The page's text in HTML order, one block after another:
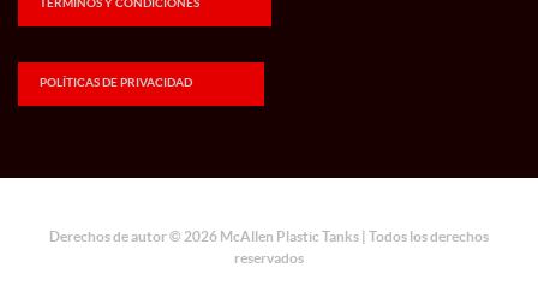
TÉRMINOS Y CONDICIONES
POLÍTICAS DE PRIVACIDAD
Derechos de autor © 2026 McAllen Plastic Tanks | Todos los derechos
reservados